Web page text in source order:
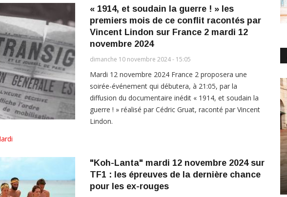
« 1914, et soudain la guerre ! » les
premiers mois de ce conflit racontés par
Vincent Lindon sur France 2 mardi 12
novembre 2024
dimanche 10 novembre 2024 - 15:05
Mardi 12 novembre 2024 France 2 proposera une
soirée-événement qui débutera, à 21:05, par la
diffusion du documentaire inédit « 1914, et soudain la
guerre ! » réalisé par Cédric Gruat, raconté par Vincent
Lindon.
"Koh-Lanta" mardi 12 novembre 2024 sur
TF1 : les épreuves de la dernière chance
pour les ex-rouges